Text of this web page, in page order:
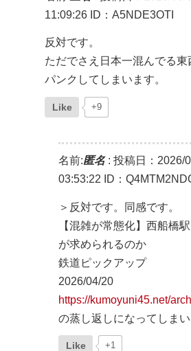
11:09:26 ID：A5NDE3OTI
反対です。
ただでさえ日本一混んでる
パンクしてしまいます。
Like +9
名前:匿名: 投稿日：2026/
03:53:22
ID：
＞反対です。同感です。
【混雑が常態化】西船橋
が求められるのか
鉄道ピックアップ
2026/04/20
https://kumoyuni45.net/
の蒸し返しになってしまい
Like +1